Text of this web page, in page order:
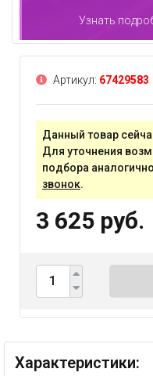
Узнать
Артикул: 67429583
Данный товар
Для уточнения
подбора
звонок.
3 625 руб.
Характеристики: